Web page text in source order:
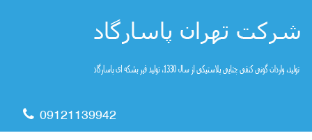
09121139942